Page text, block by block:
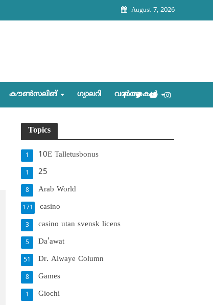
August 7, 2026
കൗണ്‍സലിങ്‌ ഗ്യാലറി വാര്‍ത്തകള്‍
Topics
10E Talletusbonus
1
25
1
Arab World
8
casino
171
casino utan svensk licens
3
Da'awat
5
Dr. Alwaye Column
51
Games
8
Giochi
1